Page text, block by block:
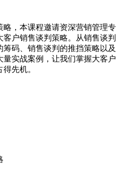
，本课程邀请资深营销管理专
户销售谈判策略。从销售谈判
码、销售谈判的推挡策略以及
实战案例，让我们掌握大客户
先机。